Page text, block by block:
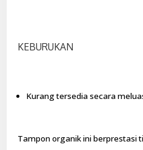
KEBURUKAN
Kurang tersedia secara
Tampon organik ini berprestasi